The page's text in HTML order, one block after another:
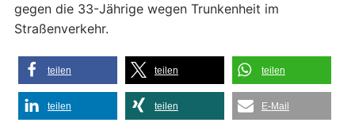
gegen die 33-Jährige wegen Trunkenheit im
Straßenverkehr.
teilen teilen teilen
teilen teilen E-Mail